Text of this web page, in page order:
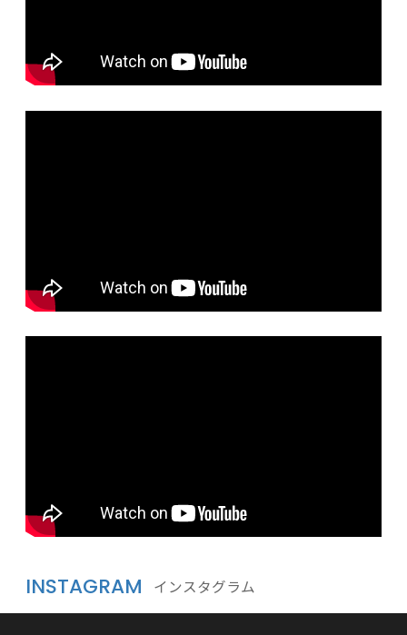
INSTAGRAM インスタグラム